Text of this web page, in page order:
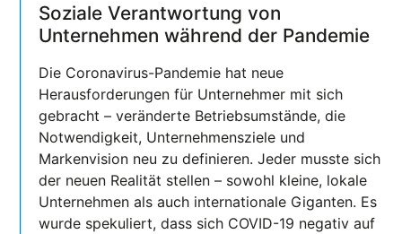
Soziale Verantwortung von
Unternehmen während der Pandemie
Die Coronavirus-Pandemie hat neue
Herausforderungen für Unternehmer mit sich
gebracht – veränderte Betriebsumstände, die
Notwendigkeit, Unternehmensziele und
Markenvision neu zu definieren. Jeder musste sich
der neuen Realität stellen – sowohl kleine, lokale
Unternehmen als auch internationale Giganten. Es
wurde spekuliert, dass sich COVID-19 negativ auf